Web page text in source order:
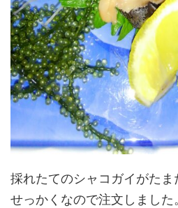
採れたてのシャコガイがたま
せっかくなので注文しました